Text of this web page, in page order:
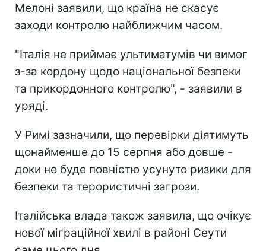
Мелоні заявили, що країна не скасує
заходи контролю найближчим часом.
"Італія не приймає ультиматумів чи вимог
з-за кордону щодо національної безпеки
та прикордонного контролю", - заявили в
уряді.
У Римі зазначили, що перевірки діятимуть
щонайменше до 15 серпня або довше -
доки не буде повністю усунуто ризики для
безпеки та терористичні загрози.
Італійська влада також заявила, що очікує
нової міграційної хвилі в районі Сеути